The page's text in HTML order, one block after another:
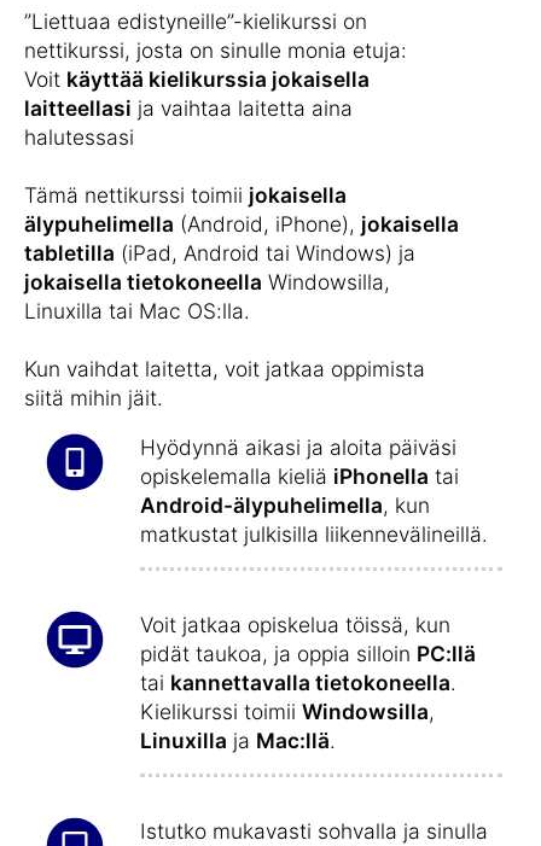
”Liettuaa edistyneille”-kielikurssi on
nettikurssi, josta on sinulle monia etuja:
Voit käyttää kielikurssia jokaisella
laitteellasi ja vaihtaa laitetta aina
halutessasi
Tämä nettikurssi toimii jokaisella
älypuhelimella (Android, iPhone), jokaisella
tabletilla (iPad, Android tai Windows) ja
jokaisella tietokoneella Windowsilla,
Linuxilla tai Mac OS:lla.
Kun vaihdat laitetta, voit jatkaa oppimista
siitä mihin jäit.
Hyödynnä aikasi ja aloita päiväsi
opiskelemalla kieliä iPhonella tai
Android-älypuhelimella, kun
matkustat julkisilla liikennevälineillä.
Voit jatkaa opiskelua töissä, kun
pidät taukoa, ja oppia silloin PC:llä
tai kannettavalla tietokoneella.
Kielikurssi toimii Windowsilla,
Linuxilla ja Mac:llä.
Istutko mukavasti sohvalla ja sinulla